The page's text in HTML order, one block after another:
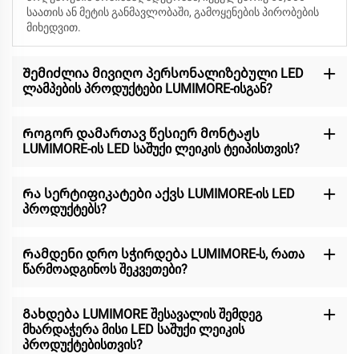
საათის ან მეტის განმავლობაში, გამოყენების პირობების
მიხედვით.
Შემიძლია მივიღო პერსონალიზებული LED
ლამპების პროდუქტები LUMIMORE-ისგან?
Როგორ დამართავ წესიერ მონტაჟს
LUMIMORE-ის LED საშუქი ლეიკის ტეიპისთვის?
Რა სერტიფიკატები აქვს LUMIMORE-ის LED
პროდუქტებს?
Რამდენი დრო სჭირდება LUMIMORE-ს, რათა
წარმოადგინოს შეკვეთები?
Გახდება LUMIMORE შესავალის შემდეგ
მხარდაჭერა მისი LED საშუქი ლეიკის
პროდუქტებისთვის?